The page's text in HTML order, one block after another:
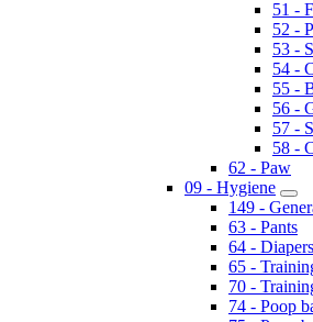
51 -
52 -
53 -
54 -
55 -
56 -
57 -
58 -
62 - Paw
09 - Hygiene
149 -
63 - Pants
64 - Diapers
65 -
70 -
74 - Poop